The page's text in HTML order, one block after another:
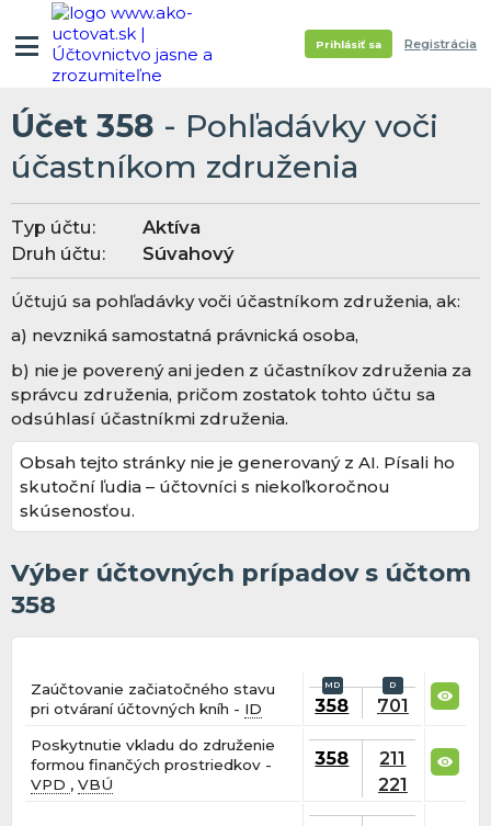
Prihlásiť sa Registrácia
Účet 358 - Pohľadávky voči
účastníkom združenia
Typ účtu:
Aktíva
Druh účtu:
Súvahový
Účtujú sa pohľadávky voči účastníkom združenia, ak:
a) nevzniká samostatná právnická osoba,
b) nie je poverený ani jeden z účastníkov združenia za
správcu združenia, pričom zostatok tohto účtu sa
odsúhlasí účastníkmi združenia.
Obsah tejto stránky nie je generovaný z AI. Písali ho
skutoční ľudia – účtovníci s niekoľkoročnou
skúsenosťou.
Výber účtovných prípadov s účtom
358
Zaúčtovanie začiatočného stavu
pri otváraní účtovných kníh - ID 358 701
Poskytnutie vkladu do združenie
formou finančých prostriedkov -
VPD ,VBÚ
358
211
221